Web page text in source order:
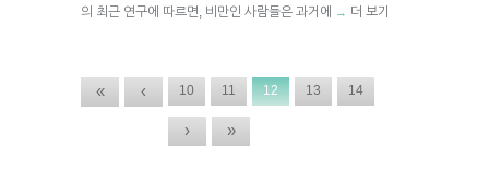
의 최근 연구에 따르면, 비만인 사람들은 과거에
→ 더 보기
« ‹ 10 11 12 13 14
› »